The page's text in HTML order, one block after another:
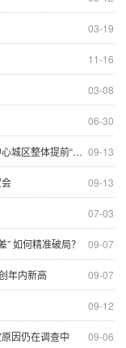
03-19
11-16
03-08
06-30
09-13
体提前“中度拥堵”
09-13
07-03
09-07
如何精准破局？
09-07
年内新高
09-12
09-06
因仍在调查中